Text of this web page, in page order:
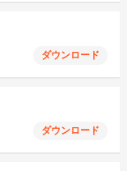
ダウンロード
ダウンロード